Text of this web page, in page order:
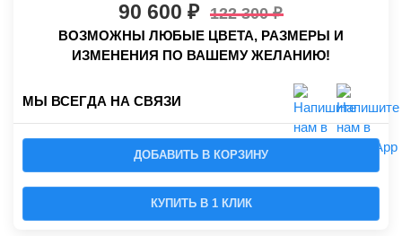
90 600 122 300
ВОЗМОЖНЫ ЛЮБЫЕ ЦВЕТА, РАЗМЕРЫ И
ИЗМЕНЕНИЯ ПО ВАШЕМУ ЖЕЛАНИЮ!
МЫ ВСЕГДА НА СВЯЗИ
ДОБАВИТЬ В КОРЗИНУ
КУПИТЬ В 1 КЛИК